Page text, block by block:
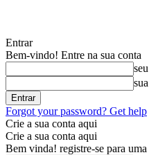
Entrar
Bem-vindo! Entre na sua conta
Forgot your password? Get help
Crie a sua conta aqui
Crie a sua conta aqui
Bem vinda! registre-se para uma